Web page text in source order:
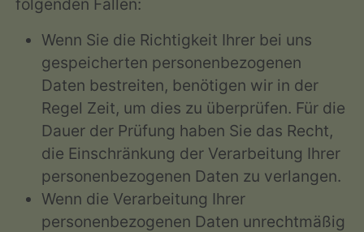
Wenn Sie die Richtigkeit Ihrer bei uns
gespeicherten personenbezogenen
Daten bestreiten, benötigen wir in der
Regel Zeit, um dies zu überprüfen. Für die
Dauer der Prüfung haben Sie das Recht,
die Einschränkung der Verarbeitung Ihrer
personenbezogenen Daten zu verlangen.
Wenn die Verarbeitung Ihrer
personenbezogenen Daten unrechtmäßig